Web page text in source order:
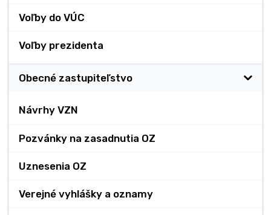
Voľby do VÚC
Voľby prezidenta
Obecné zastupiteľstvo
Návrhy VZN
Pozvánky na zasadnutia OZ
Uznesenia OZ
Verejné vyhlášky a oznamy